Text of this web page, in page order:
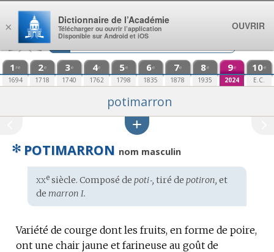
Aller au contenu
1 re
1694
2e
1718
3e
1740
4e
1762
5e
1798
6e
1835
7e
1878
8e
1935
9e
2024
10e
E.C.
potimarron
✻ POTIMARRON nom masculin
Étymologie
:
xxesiècle. Composé de poti‑, tiré de potiron, et
de marron I.
Variété de courge dont les fruits, en forme de poire,
ont une chair jaune et farineuse au goût de
×
Dictionnaire de l’Académie
Télécharger ou ouvrir l’application
Disponible sur Android et iOS
OUVRIR